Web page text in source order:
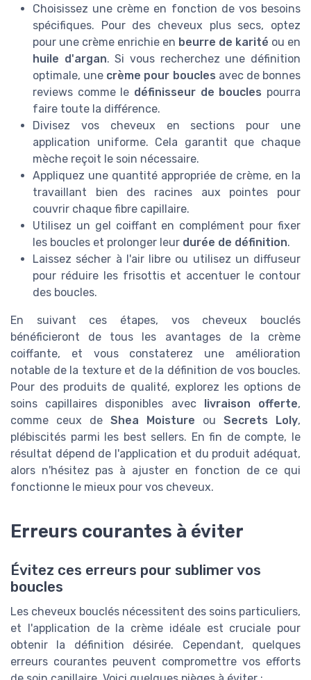
Choisissez une crème en fonction de vos besoins
spécifiques. Pour des cheveux plus secs, optez
pour une crème enrichie en beurre de karité ou en
huile d'argan. Si vous recherchez une définition
optimale, une crème pour boucles avec de bonnes
reviews comme le définisseur de boucles pourra
faire toute la différence.
Divisez vos cheveux en sections pour une
application uniforme. Cela garantit que chaque
mèche reçoit le soin nécessaire.
Appliquez une quantité appropriée de crème, en la
travaillant bien des racines aux pointes pour
couvrir chaque fibre capillaire.
Utilisez un gel coiffant en complément pour fixer
les boucles et prolonger leur durée de définition.
Laissez sécher à l'air libre ou utilisez un diffuseur
pour réduire les frisottis et accentuer le contour
des boucles.
En suivant ces étapes, vos cheveux bouclés
bénéficieront de tous les avantages de la crème
coiffante, et vous constaterez une amélioration
notable de la texture et de la définition de vos boucles.
Pour des produits de qualité, explorez les options de
soins capillaires disponibles avec
livraison offerte,
comme ceux de Shea Moisture ou Secrets Loly,
plébiscités parmi les best sellers. En fin de compte, le
résultat dépend de l'application et du produit adéquat,
alors n'hésitez pas à ajuster en fonction de ce qui
fonctionne le mieux pour vos cheveux.
Erreurs courantes à éviter
Évitez ces erreurs pour sublimer vos
boucles
Les cheveux bouclés nécessitent des soins particuliers,
et l'application de la crème idéale est cruciale pour
obtenir la définition désirée. Cependant, quelques
erreurs courantes peuvent compromettre vos efforts